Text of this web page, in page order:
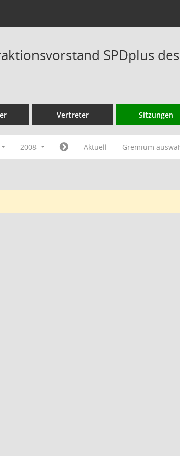
SPDplus
Vertreter Sitzungen
2008 Aktuell Gremium